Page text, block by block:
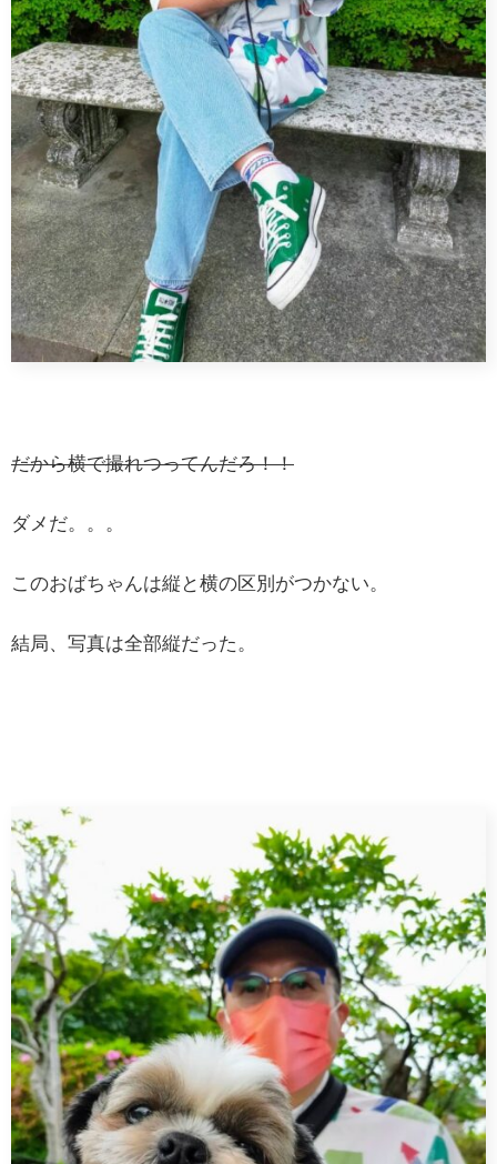
だから横で撮れつってんだろ！！
ダメだ。。。
このおばちゃんは縦と横の区別がつかない。
結局、写真は全部縦だった。